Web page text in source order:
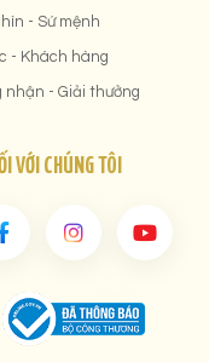
- Sứ mệnh
- Khách hàng
nhận - Giải thưởng
VỚI CHÚNG TÔI